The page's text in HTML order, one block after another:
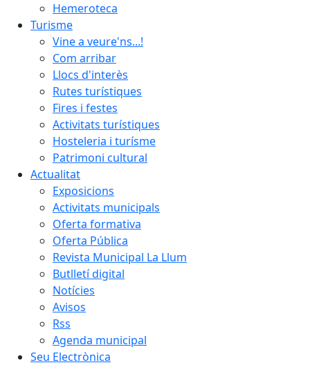
Hemeroteca
Turisme
Vine a veure'ns...!
Com arribar
Llocs d'interès
Rutes turístiques
Fires i festes
Activitats turístiques
Hosteleria i turísme
Patrimoni cultural
Actualitat
Exposicions
Activitats municipals
Oferta formativa
Oferta Pública
Revista Municipal La Llum
Butlletí digital
Notícies
Avisos
Rss
Agenda municipal
Seu Electrònica